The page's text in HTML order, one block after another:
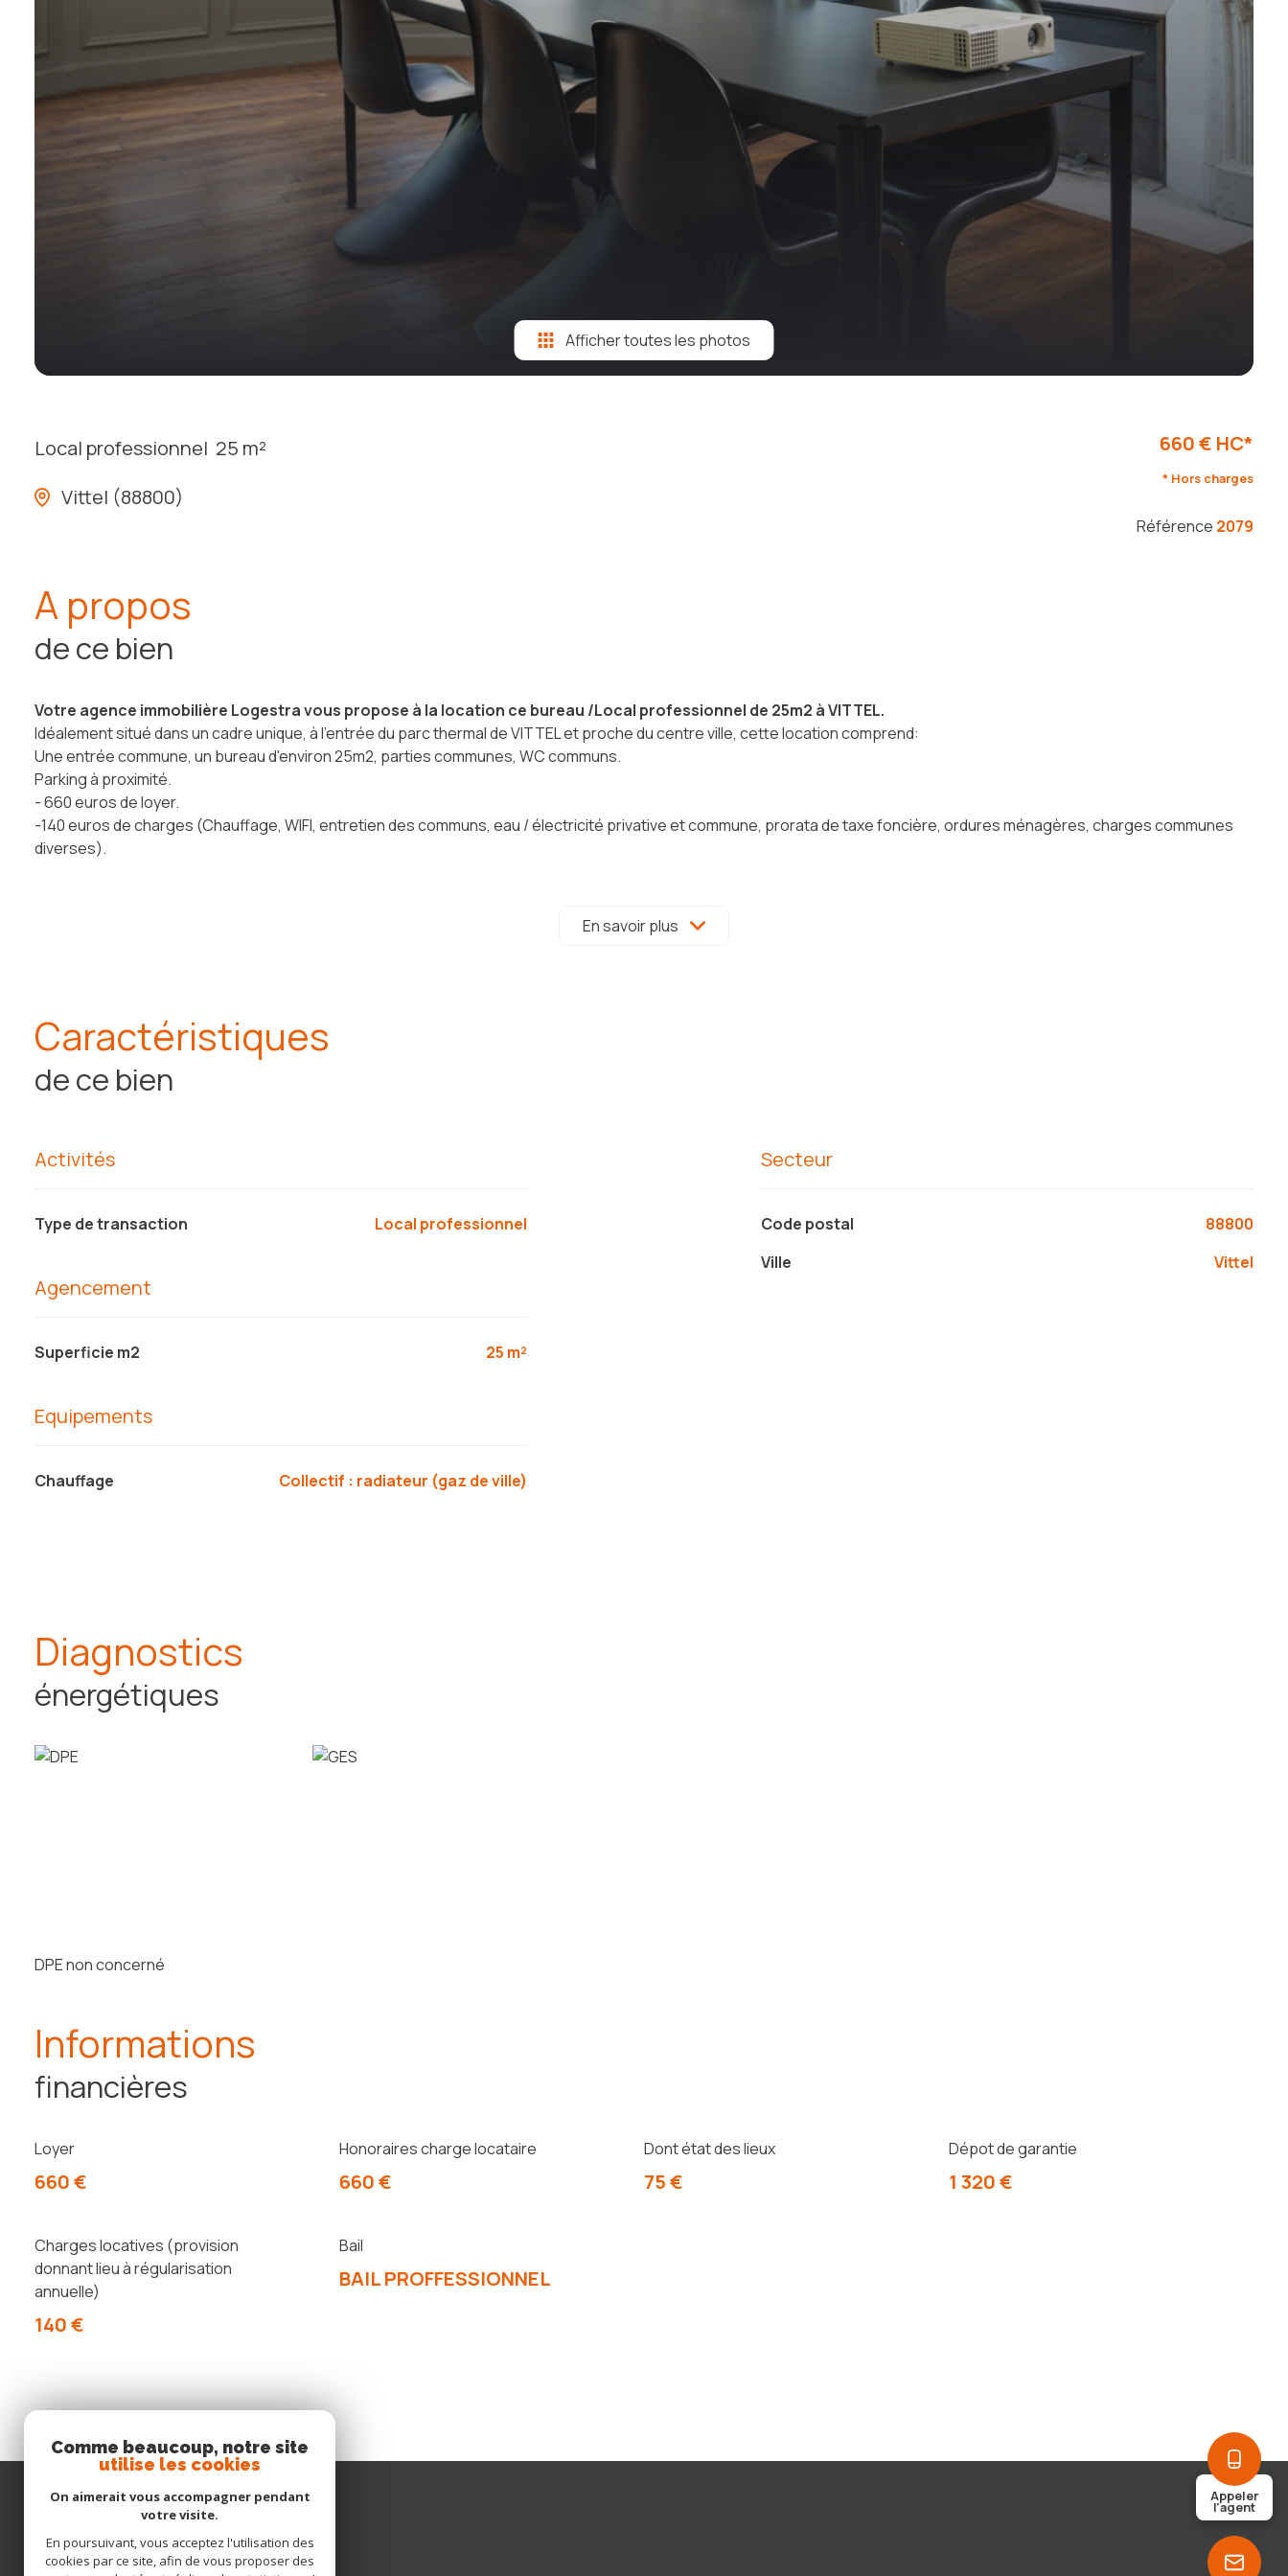
Appeler
l'agent
Afficher toutes les photos
Local professionnel 25 m²
Vittel (88800)
660 € HC*
* Hors charges
Référence 2079
A propos
de ce bien
Votre agence immobilière Logestra vous propose à la location ce bureau /Local professionnel de 25m2 à VITTEL.
Idéalement situé dans un cadre unique, à l'entrée du parc thermal de VITTEL et proche du centre ville, cette location comprend:
Une entrée commune, un bureau d'environ 25m2, parties communes, WC communs.
Parking à proximité.
- 660 euros de loyer.
-140 euros de charges (Chauffage, WIFI, entretien des communs, eau / électricité privative et commune, prorata de taxe foncière, ordures ménagères, charges communes
diverses).
En savoir plus
Caractéristiques
de ce bien
Activités
Type de transaction Local professionnel
Agencement
Superficie m2 25 m²
Equipements
Chauffage collectif : radiateur (gaz de ville)
Secteur
Code postal
88800
Ville
Vittel
Diagnostics
énergétiques
DPE non concerné
Informations
financières
Loyer
660 €
Honoraires charge locataire
660 €
Dont état des lieux
75 €
Dépot de garantie
1 320 €
Charges locatives (provision
donnant lieu à régularisation
annuelle)
140 €
Bail
BAIL PROFFESSIONNEL
Comme beaucoup, notre site
utilise les cookies
On aimerait vous accompagner pendant
votre visite.
En poursuivant, vous acceptez l'utilisation des
cookies par ce site, afin de vous proposer des